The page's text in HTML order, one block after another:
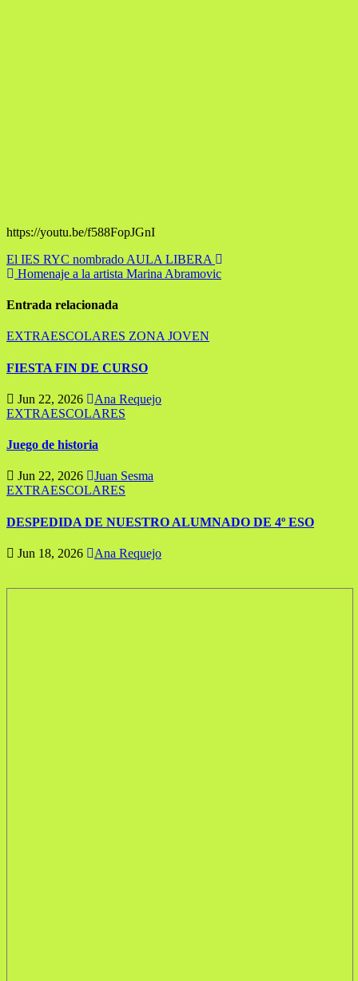
https://youtu.be/f588FopJGnI
Navegación
de
entradas
El IES RYC nombrado AULA LIBERA
Homenaje a la artista Marina Abramovic
Entrada relacionada
EXTRAESCOLARES ZONA JOVEN
FIESTA FIN DE CURSO
Jun 22, 2026
Ana Requejo
EXTRAESCOLARES
Juego de historia
Jun 22, 2026
Juan Sesma
EXTRAESCOLARES
DESPEDIDA DE NUESTRO ALUMNADO DE 4º ESO
Jun 18, 2026 Ana Requejo